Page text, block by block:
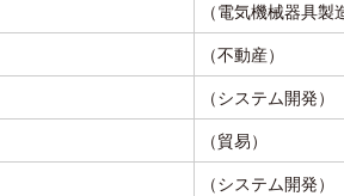
（電気機械器具製
（不動産）
（システム開発）
（貿易）
（システム開発）